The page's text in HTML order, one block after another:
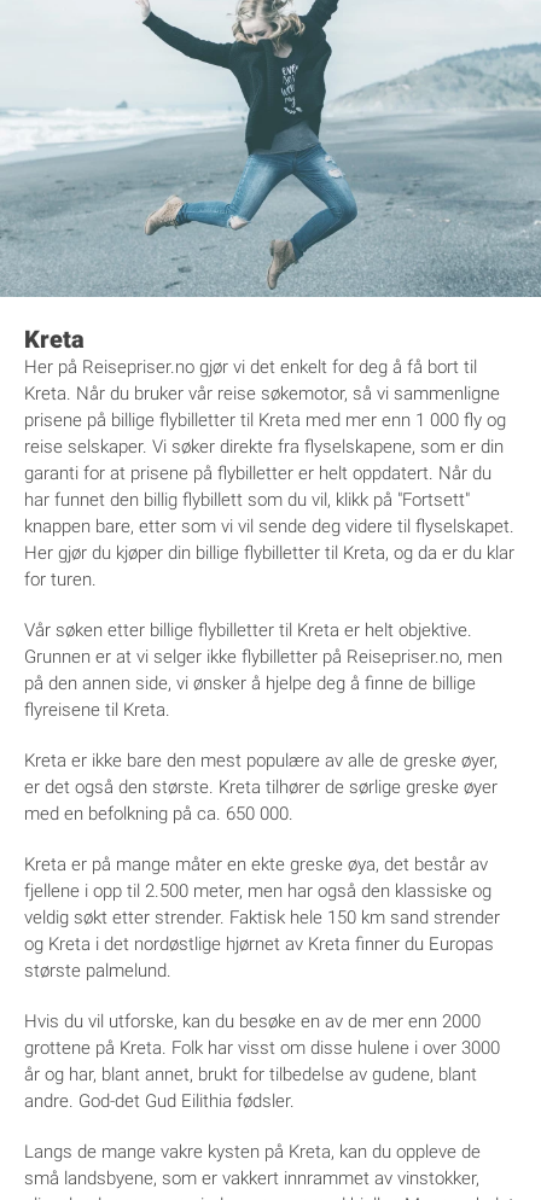
Kreta
Her på Reisepriser.no gjør vi det enkelt for deg å få bort til
Kreta. Når du bruker vår reise søkemotor, så vi sammenligne
prisene på billige flybilletter til Kreta med mer enn 1 000 fly og
reise selskaper. Vi søker direkte fra flyselskapene, som er din
garanti for at prisene på flybilletter er helt oppdatert. Når du
har funnet den billig flybillett som du vil, klikk på "Fortsett"
knappen bare, etter som vi vil sende deg videre til flyselskapet.
Her gjør du kjøper din billige flybilletter til Kreta, og da er du klar
for turen.
Vår søken etter billige flybilletter til Kreta er helt objektive.
Grunnen er at vi selger ikke flybilletter på Reisepriser.no, men
på den annen side, vi ønsker å hjelpe deg å finne de billige
flyreisene til Kreta.
Kreta er ikke bare den mest populære av alle de greske øyer,
er det også den største. Kreta tilhører de sørlige greske øyer
med en befolkning på ca. 650 000.
Kreta er på mange måter en ekte greske øya, det består av
fjellene i opp til 2.500 meter, men har også den klassiske og
veldig søkt etter strender. Faktisk hele 150 km sand strender
og Kreta i det nordøstlige hjørnet av Kreta finner du Europas
største palmelund.
Hvis du vil utforske, kan du besøke en av de mer enn 2000
grottene på Kreta. Folk har visst om disse hulene i over 3000
år og har, blant annet, brukt for tilbedelse av gudene, blant
andre. God-det Gud Eilithia fødsler.
Langs de mange vakre kysten på Kreta, kan du oppleve de
små landsbyene, som er vakkert innrammet av vinstokker,